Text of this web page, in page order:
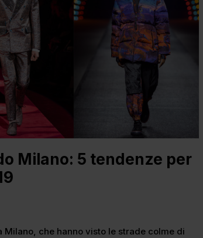
Milano: 5 tendenze per
che hanno visto le strade colme di